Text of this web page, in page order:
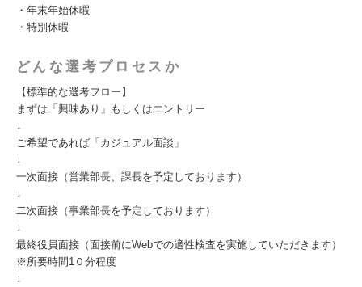
・年末年始休暇
・特別休暇
どんな選考プロセスか
【標準的な選考フロー】
まずは「興味あり」もしくはエントリー
↓
ご希望であれば「カジュアル面談」
↓
一次面接（営業部長、課長を予定しております）
↓
二次面接（事業部長を予定しております）
↓
最終役員面接（面接前にWebでの適性検査を実施していただきます）
※所要時間1０分程度
↓